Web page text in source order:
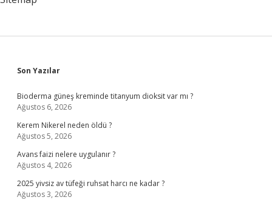
Sidebar
Son Yazılar
Bioderma güneş kreminde titanyum dioksit var mı ?
Ağustos 6, 2026
Kerem Nikerel neden öldü ?
Ağustos 5, 2026
Avans faizi nelere uygulanır ?
Ağustos 4, 2026
2025 yivsiz av tüfeği ruhsat harcı ne kadar ?
Ağustos 3, 2026